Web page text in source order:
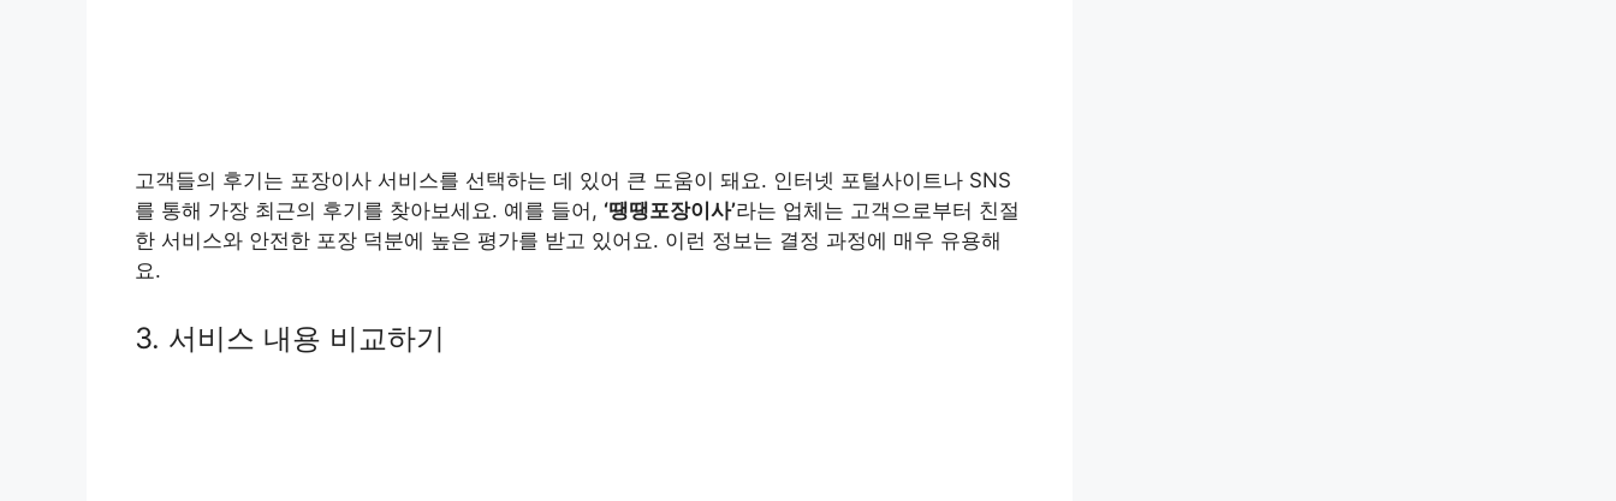
고객들의 후기는 포장이사 서비스를 선택하는 데 있어 큰 도움이 돼요. 인터넷 포털사이트나 SNS
를 통해 가장 최근의 후기를 찾아보세요. 예를 들어, ‘땡땡포장이사’라는 업체는 고객으로부터 친절
한 서비스와 안전한 포장 덕분에 높은 평가를 받고 있어요. 이런 정보는 결정 과정에 매우 유용해
요.
3. 서비스 내용 비교하기